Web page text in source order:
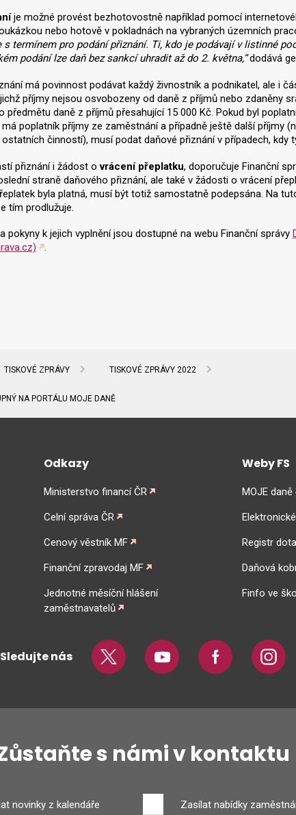
je možné provést bezhotovostně například pomocí
nebo hotově v pokladnách na vybraných územních
s termínem pro podání přiznání. Ti, kdo je podávají v listinné
podání lze daň bez sankcí uhradit až do 2. května,“dodává
má povinnost podávat každý živnostník a podnikatel, ale i
příjmy nejsou osvobozeny od daně z příjmů nebo zdaněny
předmětu daně z příjmů přesahující 15 000 Kč. Pokud byl
má poplatník příjmy ze zaměstnání a případně ještě další příjmy
činností), musí podat daňové přiznání v případech, kdy
přiznání i žádost ovrácení přeplatku, doporučuje Finanční
straně daňového přiznání, ale také v žádosti o vrácení
byla platná, musí být totiž samostatně podepsána. Na
tím prodlužuje.
pokyny k jejich vyplnění jsou dostupné na webu Finanční správy
.
TISKOVÉ ZPRÁVY TISKOVÉ ZPRÁVY 2022
NA PORTÁLU MOJE DANĚ
Odkazy
Ministerstvo financí ČR
Celní správa ČR
Cenový věstník MF
Finanční zpravodaj MF
Jednotné měsíční hlášení
zaměstnavatelů
Weby FS
MOJE daně
Registr
Daňová
Finfo ve
Sledujte nás Twitter Youtube Facebook
s námi v kontaktu
novinky z kalendáře Zasílat nabídky